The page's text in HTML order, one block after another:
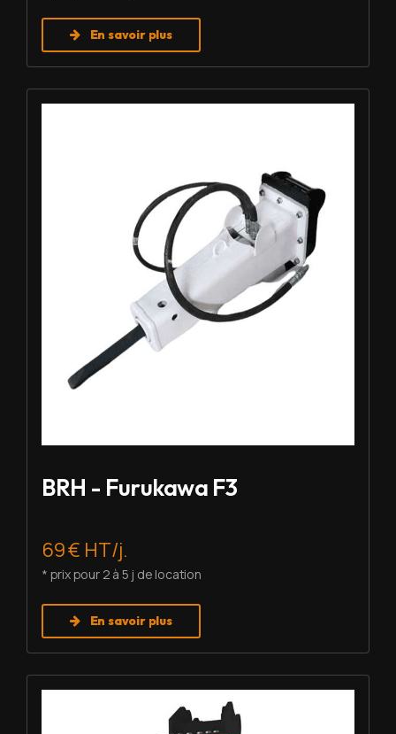
En savoir plus
BRH - Furukawa F3
69 € HT/j.
* prix pour 2 à 5 j de location
En savoir plus
Louer BRH - Furukawa F3
Louer BRH - Montabert SC-22